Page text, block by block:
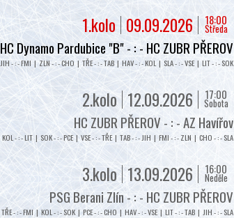
18:00
Středa
09.09.2026
1.kolo
HC Dynamo Pardubice "B" - : - HC ZUBR PŘEROV
JIH - : - FMI | ZLN - : - CHO | TŘE - : - TAB | HAV - : - KOL | SLA - : - VSE | LIT - : - SOK
17:00
Sobota
12.09.2026
2.kolo
HC ZUBR PŘEROV - : - AZ Havířov
KOL - : - LIT | SOK - : - PCE | VSE - : - TŘE | TAB - : - JIH | FMI - : - ZLN | CHO - : - SLA
16:00
Neděle
13.09.2026
3.kolo
PSG Berani Zlín - : - HC ZUBR PŘEROV
TŘE - : - FMI | KOL - : - SOK | PCE - : - CHO | HAV - : - VSE | LIT - : - TAB | JIH - : - SLA